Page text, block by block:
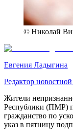
© Николай
Евгения Ладыгина
Редактор
Жители
Республики (ПМР)
гражданство по
указ в пятницу